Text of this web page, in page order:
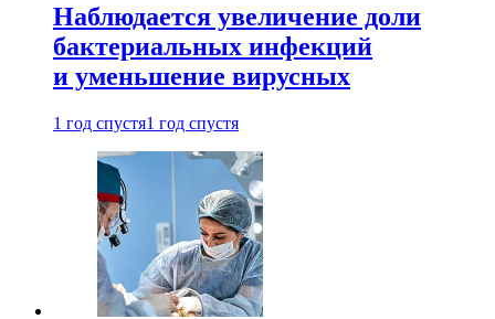
Наблюдается увеличение доли
бактериальных инфекций
и уменьшение вирусных
1 год спустя1 год спустя